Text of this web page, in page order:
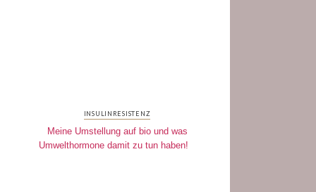
INSULINRESISTENZ
Meine Umstellung auf bio und was
Umwelthormone damit zu tun haben!